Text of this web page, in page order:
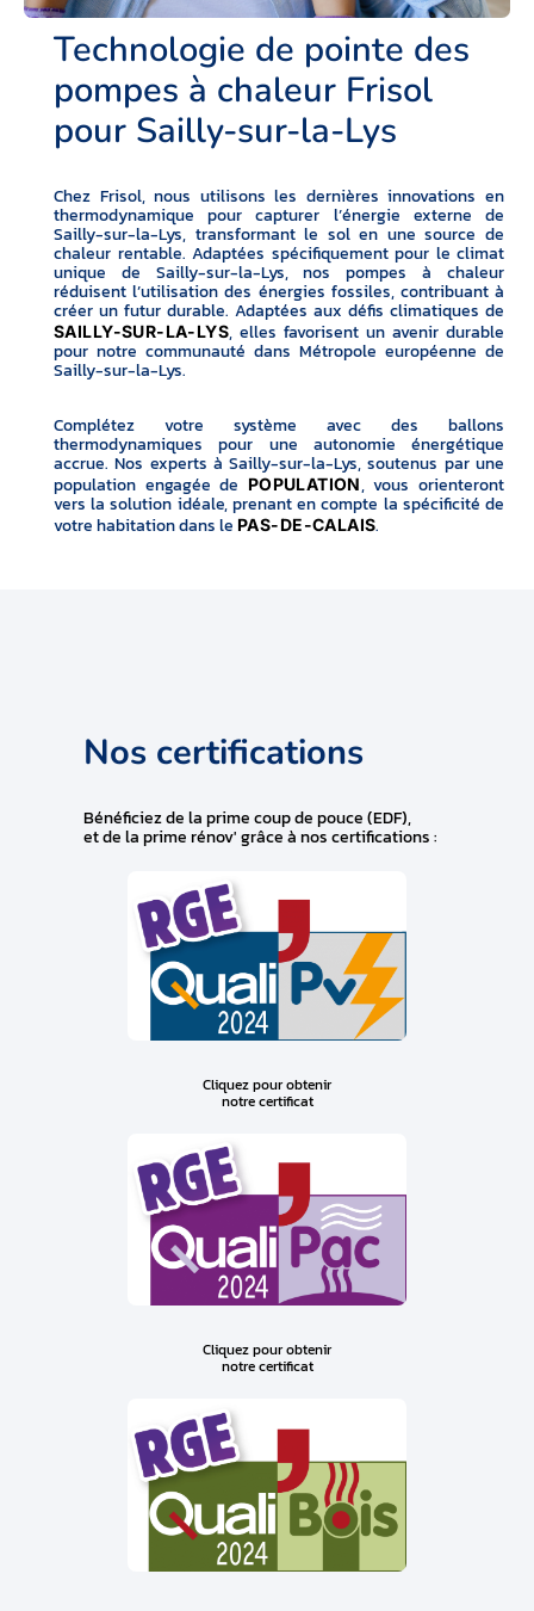
Technologie de pointe des
pompes à chaleur Frisol
pour Sailly-sur-la-Lys
Chez Frisol, nous utilisons les dernières innovations en
thermodynamique pour capturer l’énergie externe de
Sailly-sur-la-Lys, transformant le sol en une source de
chaleur rentable. Adaptées spécifiquement pour le climat
unique de Sailly-sur-la-Lys, nos pompes à chaleur
réduisent l’utilisation des énergies fossiles, contribuant à
créer un futur durable. Adaptées aux défis climatiques de
SAILLY-SUR-LA-LYS, elles favorisent un avenir durable
pour notre communauté dans Métropole européenne de
Sailly-sur-la-Lys.
Complétez votre système avec des ballons
thermodynamiques pour une autonomie énergétique
accrue. Nos experts à Sailly-sur-la-Lys, soutenus par une
population engagée de POPULATION, vous orienteront
vers la solution idéale, prenant en compte la spécificité de
votre habitation dans le PAS-DE-CALAIS.
Nos certifications
Bénéficiez de la prime coup de pouce (EDF),
et de la prime rénov' grâce à nos certifications :
Cliquez pour obtenir
notre certificat
Cliquez pour obtenir
notre certificat